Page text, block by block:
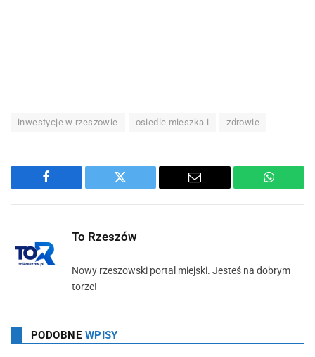
inwestycje w rzeszowie osiedle mieszka i zdrowie
Facebook Twitter Email
To Rzeszów
Nowy rzeszowski portal miejski. Jesteś na dobrym
torze!
PODOBNE WPISY